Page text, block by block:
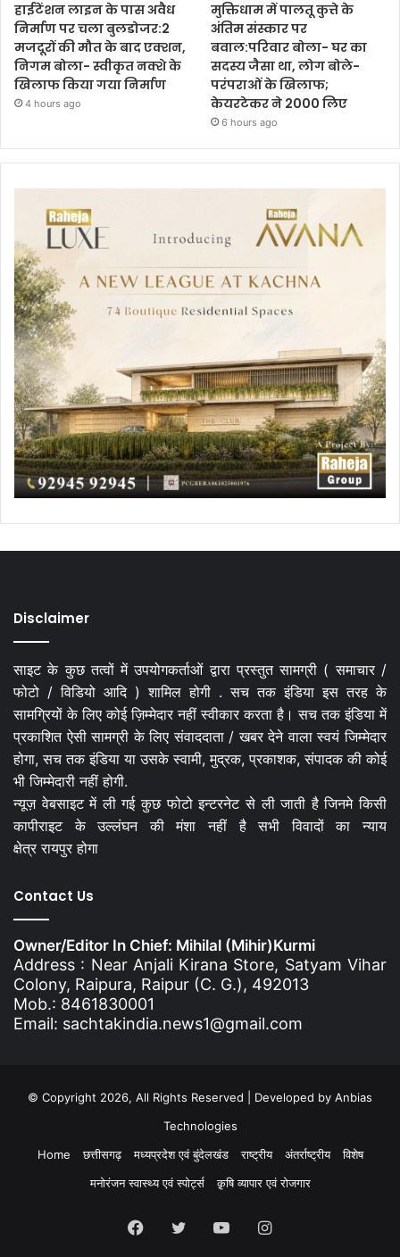
हाईटेंशन लाइन के पास अवैध
निर्माण पर चला बुलडोजर:2
मजदूरों की मौत के बाद एक्शन,
निगम बोला- स्वीकृत नक्शे के
खिलाफ किया गया निर्माण
4 hours ago
मुक्तिधाम में पालतू कुत्ते के
अंतिम संस्कार पर
बवाल:परिवार बोला- घर का
सदस्य जैसा था, लोग बोले-
परंपराओं के खिलाफ;
केयरटेकर ने 2000 लिए
6 hours ago
Disclaimer
साइट के कुछ तत्वों में उपयोगकर्ताओं द्वारा प्रस्तुत सामग्री ( समाचार /
फोटो / विडियो आदि ) शामिल होगी . सच तक इंडिया इस तरह के
सामग्रियों के लिए कोई ज़िम्मेदार नहीं स्वीकार करता है। सच तक इंडिया में
प्रकाशित ऐसी सामग्री के लिए संवाददाता / खबर देने वाला स्वयं जिम्मेदार
होगा, सच तक इंडिया या उसके स्वामी, मुद्रक, प्रकाशक, संपादक की कोई
भी जिम्मेदारी नहीं होगी.
न्यूज़ वेबसाइट में ली गई कुछ फोटो इन्टरनेट से ली जाती है जिनमे किसी
कापीराइट के उल्लंघन की मंशा नहीं है सभी विवादों का न्याय
क्षेत्र रायपुर होगा
Contact Us
Owner/Editor In Chief: Mihilal (Mihir)Kurmi
Address : Near Anjali Kirana Store, Satyam Vihar
Colony, Raipura, Raipur (C. G.), 492013
Mob.: 8461830001
Email: sachtakindia.news1@gmail.com
© Copyright 2026, All Rights Reserved | Developed by Anbias
Technologies
Home
छत्तीसगढ़ मध्यप्रदेश एवं बुंदेलखंड राष्ट्रीय अंतर्राष्ट्रीय
विशेष
मनोरंजन स्वास्थ्य एवं स्पोर्ट्स
क़ृषि व्यापार एवं रोजगार
Facebook
TwitterYouTubeInstagram